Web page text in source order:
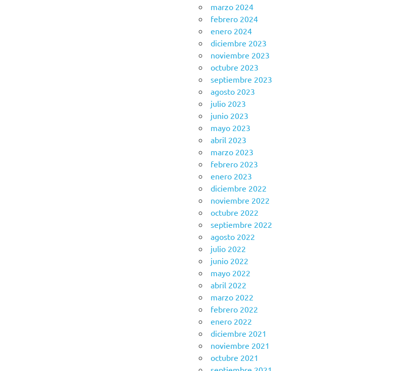
marzo 2024
febrero 2024
enero 2024
diciembre 2023
noviembre 2023
octubre 2023
septiembre 2023
agosto 2023
julio 2023
junio 2023
mayo 2023
abril 2023
marzo 2023
febrero 2023
enero 2023
diciembre 2022
noviembre 2022
octubre 2022
septiembre 2022
agosto 2022
julio 2022
junio 2022
mayo 2022
abril 2022
marzo 2022
febrero 2022
enero 2022
diciembre 2021
noviembre 2021
octubre 2021